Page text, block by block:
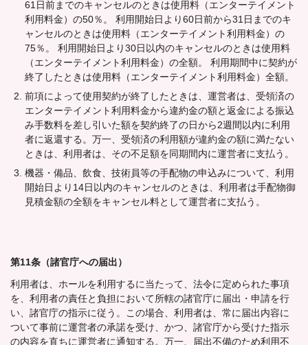
61日前までのキャンセルのときは使用料（エンターテイメント
利用料金）の50％。 利用開始日より60日前から31日までのキ
ャンセルのときは使用料（エンターテイメント利用料金）の
75％。 利用開始日より30日以内のキャンセルのときは使用料
（エンターテイメント利用料金）の全額。 利用期間中に契約が
終了したときは使用料（エンターテイメント利用料金）全額。
前項によって使用契約が終了したときは、運営者は、受領済の
エンターテイメント利用料金から違約金の額と返金による振込
み手数料を差し引いた額を契約終了の日から2週間以内に利用
者に返還する。万一、受領済の利用額が違約金の額に満たない
ときは、利用者は、その不足額を同期間内に運営者に支払う。
機器・備品、飲食、技術員等の手配物の申込みについて、利用
開始日より14日以内のキャンセルのときは、利用者は手配物御
見積金額の全額をキャンセル料として運営者に支払う。
第11条（諸官庁への届出）
利用者は、ホールを利用するに当たって、法令に定められた事項
を、利用者の責任と負担において所轄の諸官庁に届出・申請を行
い、諸官庁の指示に従う。この場合、利用者は、常に届出内容に
ついて事前に運営者の承諾を受け、かつ、諸官庁から受けた指示
の内容を直ちに運営者に通知する。万一、届出不備のため利用不